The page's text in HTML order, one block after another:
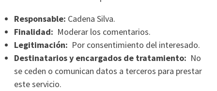
Responsable: Cadena Silva.
Finalidad: Moderar los comentarios.
Legitimación: Por consentimiento del interesado.
Destinatarios y encargados de tratamiento: No
se ceden o comunican datos a terceros para prestar
este servicio.